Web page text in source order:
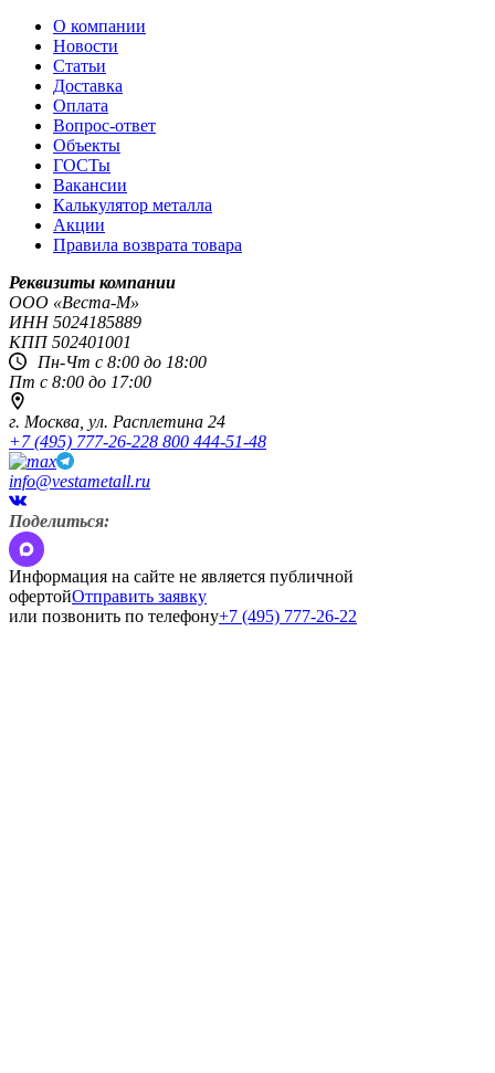
О компании
Новости
Статьи
Доставка
Оплата
Вопрос-ответ
Объекты
ГОСТы
Вакансии
Калькулятор металла
Акции
Правила возврата товара
Реквизиты компании
OOO «Веста-М»
ИНН5024185889
КПП502401001
Пн-Чт с 8:00 до 18:00
Пт с 8:00 до 17:00
г. Москва, ул. Расплетина 24
+7 (495) 777-26-228 800 444-51-48
info@vestametall.ru
Поделиться:
Информация на сайте не является публичной
офертойОтправить заявку
или позвонить по телефону+7 (495) 777-26-22